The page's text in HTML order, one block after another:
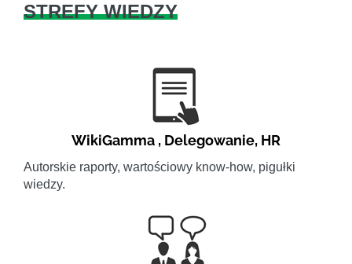
STREFY WIEDZY
WikiGamma , Delegowanie, HR
Autorskie raporty, wartościowy know-how, pigułki
wiedzy.